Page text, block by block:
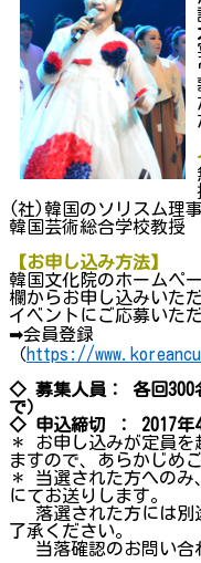
(社)韓国のソリスム理
韓国芸術総合学校教授
【お申し込み方法】
韓国文化院のホームペ
欄からお申し込みいた
イベントにご応募いた
➡会員登録
（https://
◇ 募集人員： 各回300
で）
◇ 申込締切 ： 2017年
＊ お申し込みが定員を
ますので、あらかじめ
＊ 当選された方への
にてお送りします。
落選された方には別
了承ください。
当落確認のお問い合